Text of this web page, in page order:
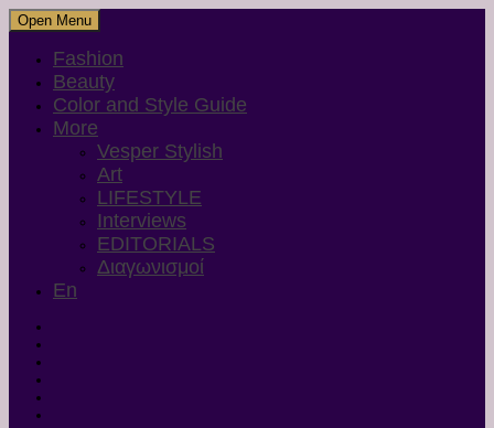
Open Menu
Fashion
Beauty
Color and Style Guide
More
Vesper Stylish
Art
LIFESTYLE
Interviews
EDITORIALS
Διαγωνισμοί
En